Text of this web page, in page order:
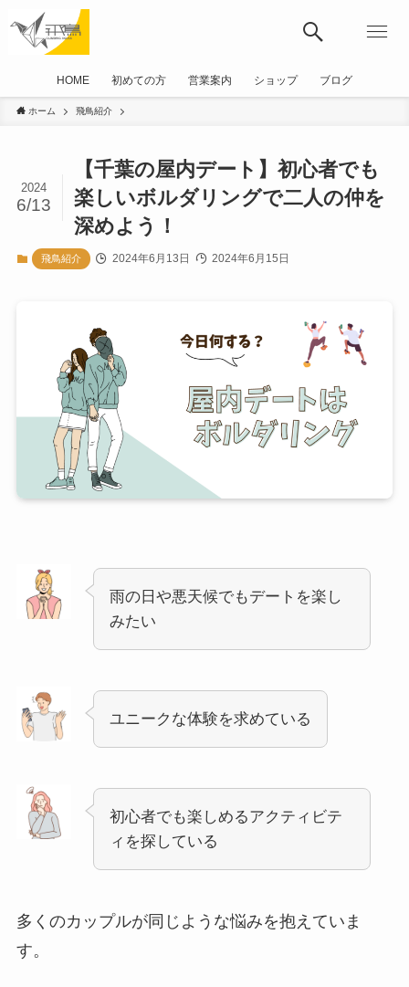
HOME 初めての方 営業案内 ショップ ブログ
ホーム 飛鳥紹介
【千葉の屋内デート】初心者でも
楽しいボルダリングで二人の仲を
深めよう！
2024
6/13
飛鳥紹介 2024年6月13日 2024年6月15日
雨の日や悪天候でもデートを楽し
みたい
ユニークな体験を求めている
初心者でも楽しめるアクティビテ
ィを探している
多くのカップルが同じような悩みを抱えていま
す。